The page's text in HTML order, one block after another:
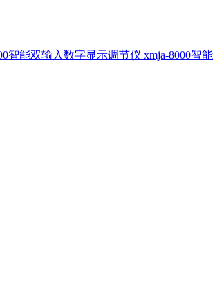
智能双输入数字显示调节仪 xmja-8000智能